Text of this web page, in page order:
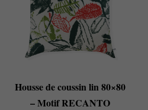
Housse de coussin lin 80×80
– Motif RECANTO